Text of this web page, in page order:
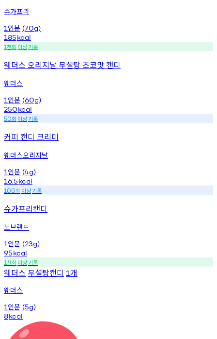
슈가프리
1 인분 (70g)
185kcal
1천회 이상기록
웨더스 오리지날 무설탕 초코맛 캔디
웨더스
1 인분 (60g)
250kcal
50회 이상기록
커피 캔디 크리미
웨더스오리지날
1 인분 (4g)
16.5kcal
100회 이상기록
슈가프리캔디
노브랜드
1 인분 (23g)
95kcal
1천회 이상기록
웨더스 무설탕캔디 1개
웨더스
1 인분 (5g)
8kcal